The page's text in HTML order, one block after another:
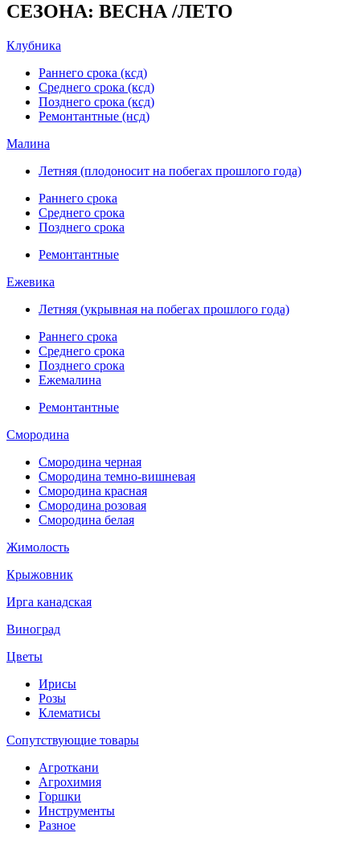
СЕЗОНА: ВЕСНА /ЛЕТО
Клубника
Раннего срока (ксд)
Среднего срока (ксд)
Позднего срока (ксд)
Ремонтантные (нсд)
Малина
Летняя (плодоносит на побегах прошлого года)
Раннего срока
Среднего срока
Позднего срока
Ремонтантные
Ежевика
Летняя (укрывная на побегах прошлого года)
Раннего срока
Среднего срока
Позднего срока
Ежемалина
Ремонтантные
Смородина
Смородина черная
Смородина темно-вишневая
Смородина красная
Смородина розовая
Смородина белая
Жимолость
Крыжовник
Ирга канадская
Виноград
Цветы
Ирисы
Розы
Клематисы
Сопутствующие товары
Агроткани
Агрохимия
Горшки
Инструменты
Разное